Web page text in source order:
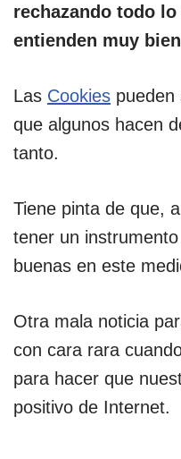
rechazando todo
entienden muy
Las Cookies pueden
que algunos hacen
tanto.
Tiene pinta de que,
tener un
buenas en este
Otra mala noticia
con cara rara
para hacer que
positivo de Internet.